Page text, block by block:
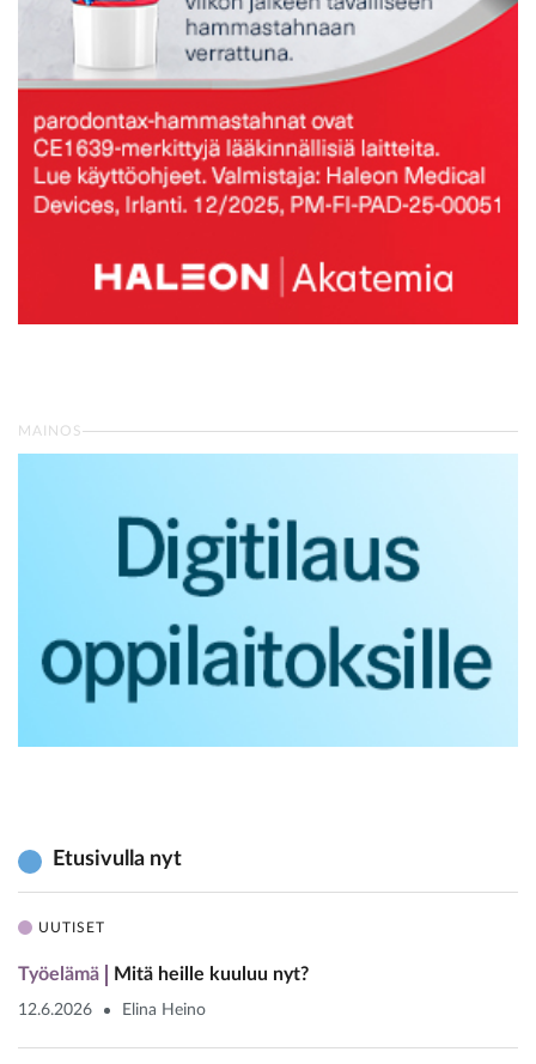
MAINOS
Etusivulla nyt
UUTISET
Työelämä Mitä heille kuuluu nyt?
12.6.2026 Elina Heino